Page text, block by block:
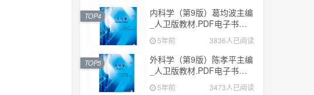
内科学（第9版）葛均波主编
_人卫版教材.PDF电子书下
5年前 3836人已阅读
TOP4
外科学（第9版）陈孝平主编
_人卫版教材.PDF电子书下
5年前 3473人已阅读
TOP5